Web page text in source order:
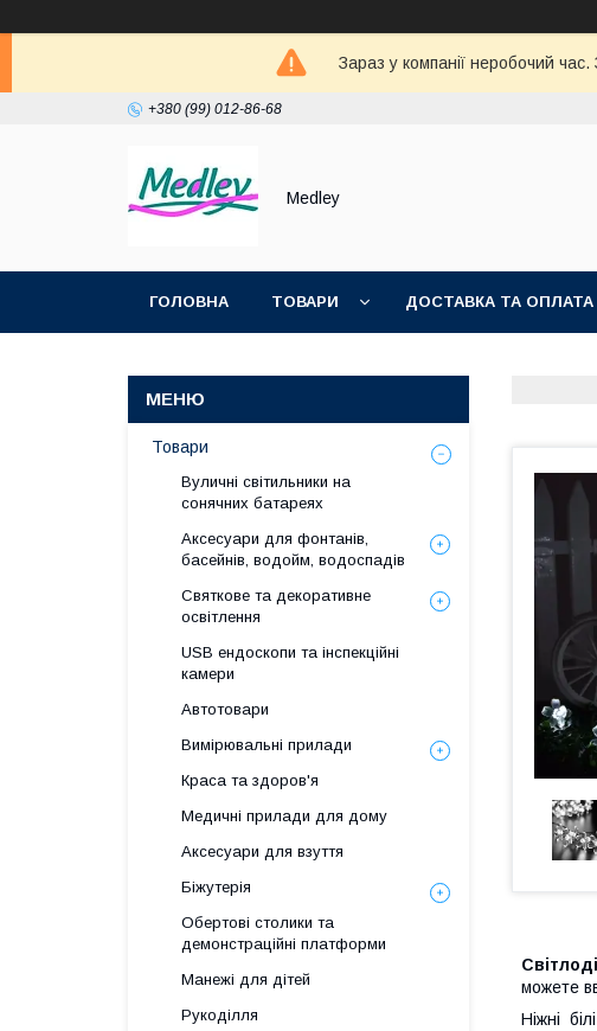
Зараз у компанії неробочий
+380 (99) 012-86-68
Medley
ГОЛОВНА ТОВАРИ ДОСТАВКА ТА ОПЛАТА
можете
Ніжні
Товари
Вуличні світильники на
сонячних батареях
Аксесуари для фонтанів,
басейнів, водойм, водоспадів
Святкове та декоративне
освітлення
USB ендоскопи та інспекційні
камери
Автотовари
Вимірювальні прилади
Краса та здоров'я
Медичні прилади для дому
Аксесуари для взуття
Біжутерія
Обертові столики та
демонстраційні платформи
Манежі для дітей
Рукоділля